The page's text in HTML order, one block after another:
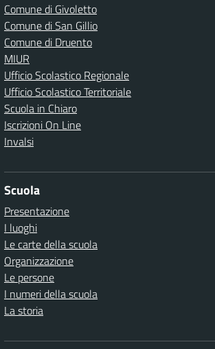
Comune di Givoletto
Comune di San Gillio
Comune di Druento
MIUR
Ufficio Scolastico Regionale
Ufficio Scolastico Territoriale
Scuola in Chiaro
Iscrizioni On Line
Invalsi
Scuola
Presentazione
I luoghi
Le carte della scuola
Organizzazione
Le persone
I numeri della scuola
La storia